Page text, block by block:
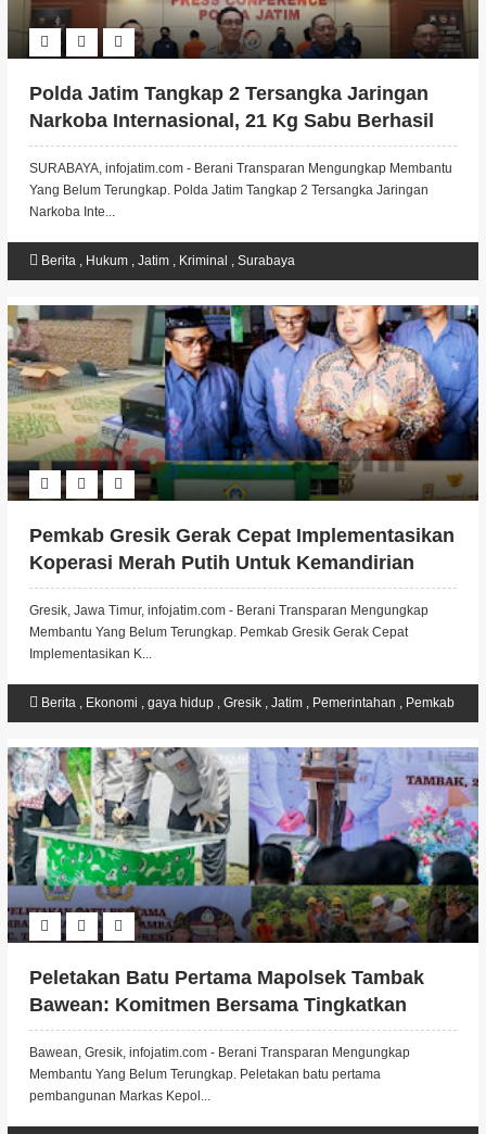
Polda Jatim Tangkap 2 Tersangka Jaringan
Narkoba Internasional, 21 Kg Sabu Berhasil
Disita.
SURABAYA, infojatim.com - Berani Transparan Mengungkap Membantu
Yang Belum Terungkap. Polda Jatim Tangkap 2 Tersangka Jaringan
Narkoba Inte...
Berita, Hukum, Jatim, Kriminal , Surabaya
Pemkab Gresik Gerak Cepat Implementasikan
Koperasi Merah Putih Untuk Kemandirian
Ekonomi Desa
Gresik, Jawa Timur, infojatim.com - Berani Transparan Mengungkap
Membantu Yang Belum Terungkap. Pemkab Gresik Gerak Cepat
Implementasikan K...
Berita, Ekonomi , gaya hidup, Gresik, Jatim, Pemerintahan , Pemkab
Peletakan Batu Pertama Mapolsek Tambak
Bawean: Komitmen Bersama Tingkatkan
Keamanan Dan Pelayanan Untuk Masyarakat
Bawean, Gresik, infojatim.com - Berani Transparan Mengungkap
Membantu Yang Belum Terungkap. Peletakan batu pertama
pembangunan Markas Kepol...